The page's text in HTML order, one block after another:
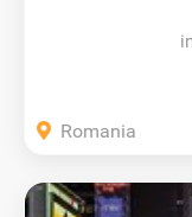
Romania